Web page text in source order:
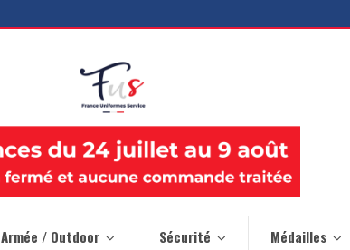
Armée / Outdoor Sécurité Médailles